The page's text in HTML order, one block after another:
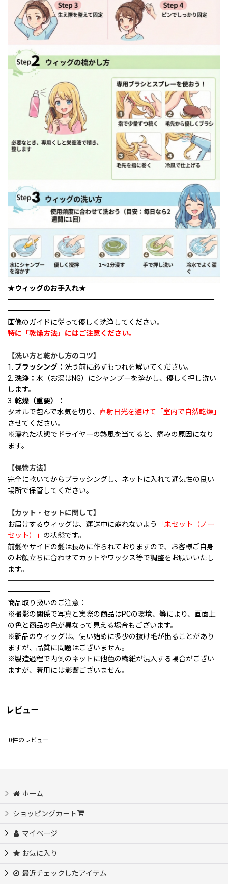
★ウィッグのお手入れ★
━━━━━━━━━━━━━━━━━━━━━━━━━━━━━
━━━━━━
画像のガイドに従って優しく洗浄してください。
特に「乾燥方法」にはご注意ください。
【洗い方と乾かし方のコツ】
1. ブラッシング： 洗う前に必ずもつれを解いてください。
2. 洗浄： 水（お湯はNG）にシャンプーを溶かし、優しく押し洗い
します。
3. 乾燥（重要）：
タオルで包んで水気を切り、 直射日光を避けて「室内で自然乾燥」
させてください。
※濡れた状態でドライヤーの熱風を当てると、痛みの原因になり
ます。
【保管方法】
完全に乾いてからブラッシングし、ネットに入れて通気性の良い
場所で保管してください。
【カット・セットに関して】
お届けするウィッグは、運送中に崩れないよう
「未セット（ノー
セット）」 の状態です。
前髪やサイドの髪は長めに作られておりますので、お客様ご自身
のお顔立ちに合わせてカットやワックス等で調整をお願いいたし
ます。
━━━━━━━━━━━━━━━━━━━━━━━━━━━━━
━━━━━━
商品取り扱いのご注意：
※撮影の関係で写真と実際の商品はPCの環境、等により、画面上
の色と商品の色が異なって見える場合もございます。
※新品のウィッグは、使い始めに多少の抜け毛が出ることがあり
ますが、品質に問題はございません。
※製造過程で内側のネットに他色の繊維が混入する場合がござい
ますが、着用には影響ございません。
レビュー
0件のレビュー
ホーム
ショッピングカート
マイページ
お気に入り
最近チェックしたアイテム